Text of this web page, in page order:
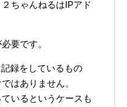
ちゃんねるはIPアド
要です。
録をしているもの
はありません。
いるというケースも